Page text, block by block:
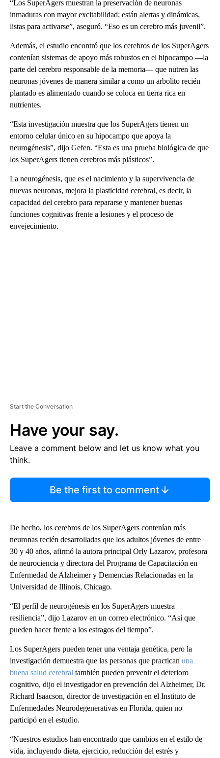
“Los SuperAgers muestran la preservación de neuronas
inmaduras con mayor excitabilidad; están alertas y dinámicas,
listas para activarse”, aseguró. “Eso es un cerebro más juvenil”.
Además, el estudio encontró que los cerebros de los SuperAgers
contenían sistemas de apoyo más robustos en el hipocampo —la
parte del cerebro responsable de la memoria— que nutren las
neuronas jóvenes de manera similar a como un arbolito recién
plantado es alimentado cuando se coloca en tierra rica en
nutrientes.
“Esta investigación muestra que los SuperAgers tienen un
entorno celular único en su hipocampo que apoya la
neurogénesis”, dijo Gefen. “Esta es una prueba biológica de que
los SuperAgers tienen cerebros más plásticos”.
La neurogénesis, que es el nacimiento y la supervivencia de
nuevas neuronas, mejora la plasticidad cerebral, es decir, la
capacidad del cerebro para repararse y mantener buenas
funciones cognitivas frente a lesiones y el proceso de
envejecimiento.
Start the Conversation
Have your say.
Leave a comment below and let us know what you
think.
Be the first to comment
De hecho, los cerebros de los SuperAgers contenían más
neuronas recién desarrolladas que los adultos jóvenes de entre
30 y 40 años, afirmó la autora principal Orly Lazarov, profesora
de neurociencia y directora del Programa de Capacitación en
Enfermedad de Alzheimer y Demencias Relacionadas en la
Universidad de Illinois, Chicago.
“El perfil de neurogénesis en los SuperAgers muestra
resiliencia”, dijo Lazarov en un correo electrónico. “Así que
pueden hacer frente a los estragos del tiempo”.
Los SuperAgers pueden tener una ventaja genética, pero la
investigación demuestra que las personas que practican una
buena salud cerebral también pueden prevenir el deterioro
cognitivo, dijo el investigador en prevención del Alzheimer, Dr.
Richard Isaacson, director de investigación en el Instituto de
Enfermedades Neurodegenerativas en Florida, quien no
participó en el estudio.
“Nuestros estudios han encontrado que cambios en el estilo de
vida, incluyendo dieta, ejercicio, reducción del estrés y